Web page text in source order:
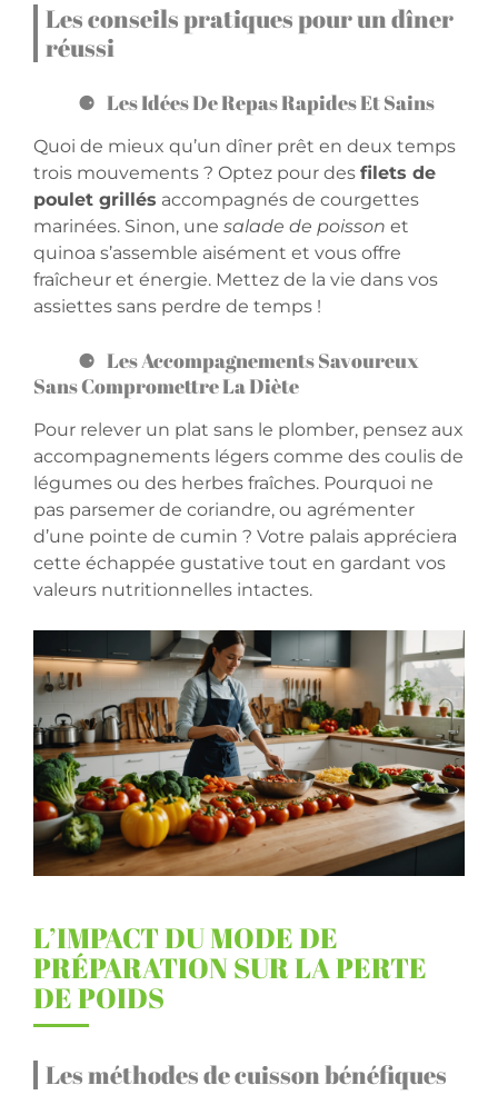
Les conseils pratiques pour un dîner
réussi
Les Idées De Repas Rapides Et Sains
Quoi de mieux qu’un dîner prêt en deux temps
trois mouvements ? Optez pour des filets de
poulet grillés accompagnés de courgettes
marinées. Sinon, une salade de poisson et
quinoa s’assemble aisément et vous offre
fraîcheur et énergie. Mettez de la vie dans vos
assiettes sans perdre de temps !
Les Accompagnements Savoureux
Sans Compromettre La Diète
Pour relever un plat sans le plomber, pensez aux
accompagnements légers comme des coulis de
légumes ou des herbes fraîches. Pourquoi ne
pas parsemer de coriandre, ou agrémenter
d’une pointe de cumin ? Votre palais appréciera
cette échappée gustative tout en gardant vos
valeurs nutritionnelles intactes.
L’IMPACT DU MODE DE
PRÉPARATION SUR LA PERTE
DE POIDS
Les méthodes de cuisson bénéfiques